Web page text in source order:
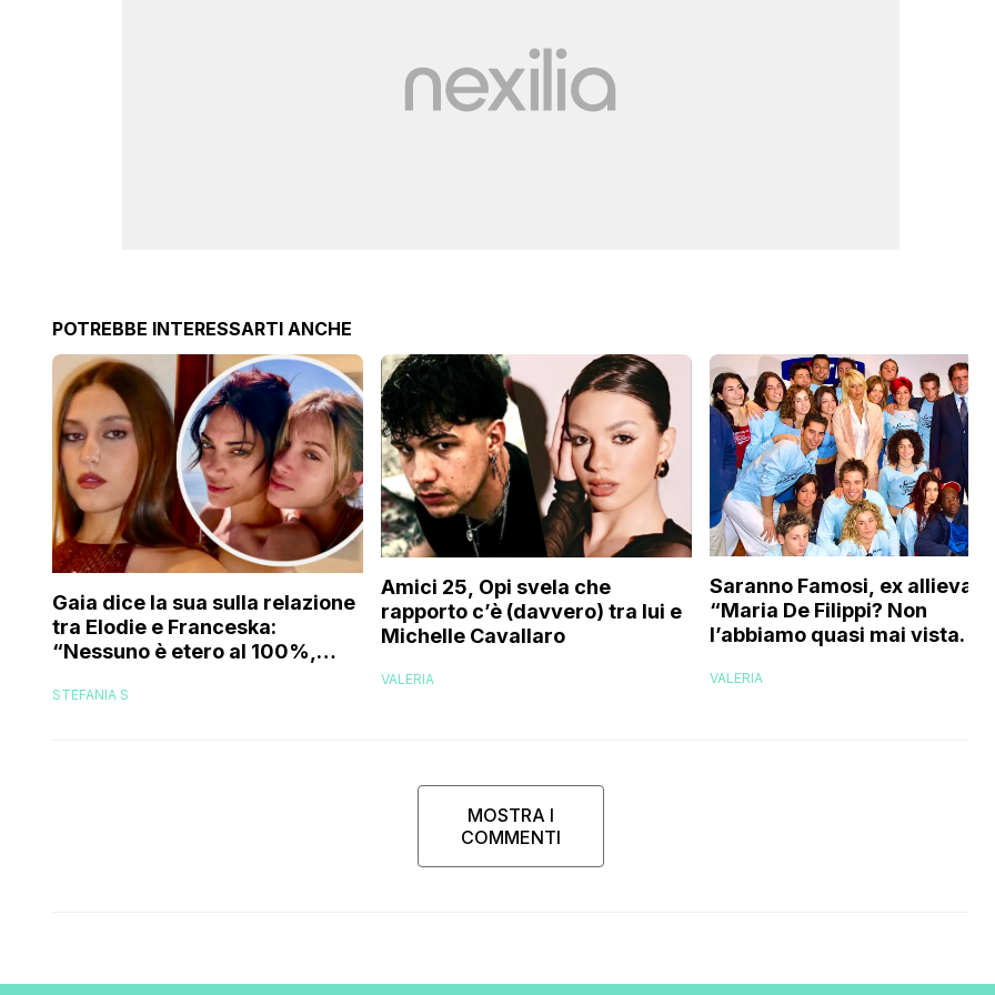
POTREBBE INTERESSARTI ANCHE
Gaia dice la sua sulla relazione
tra Elodie e Franceska:
“Nessuno è etero al 100%,
STEFANIA S
Amici 25, Opi svela che
rapporto c’è (davvero) tra lui e
Michelle Cavallaro
VALERIA
Saranno Famosi, ex allieva:
“Maria De Filippi? Non
l’abbiamo quasi mai vista.
voglio credere che…”
VALERIA
MOSTRA I
COMMENTI